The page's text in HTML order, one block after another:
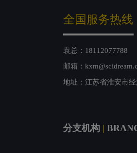
全国服务热线
袁总：18112077788
邮箱：
地址：江苏省淮安市
分支机构 |